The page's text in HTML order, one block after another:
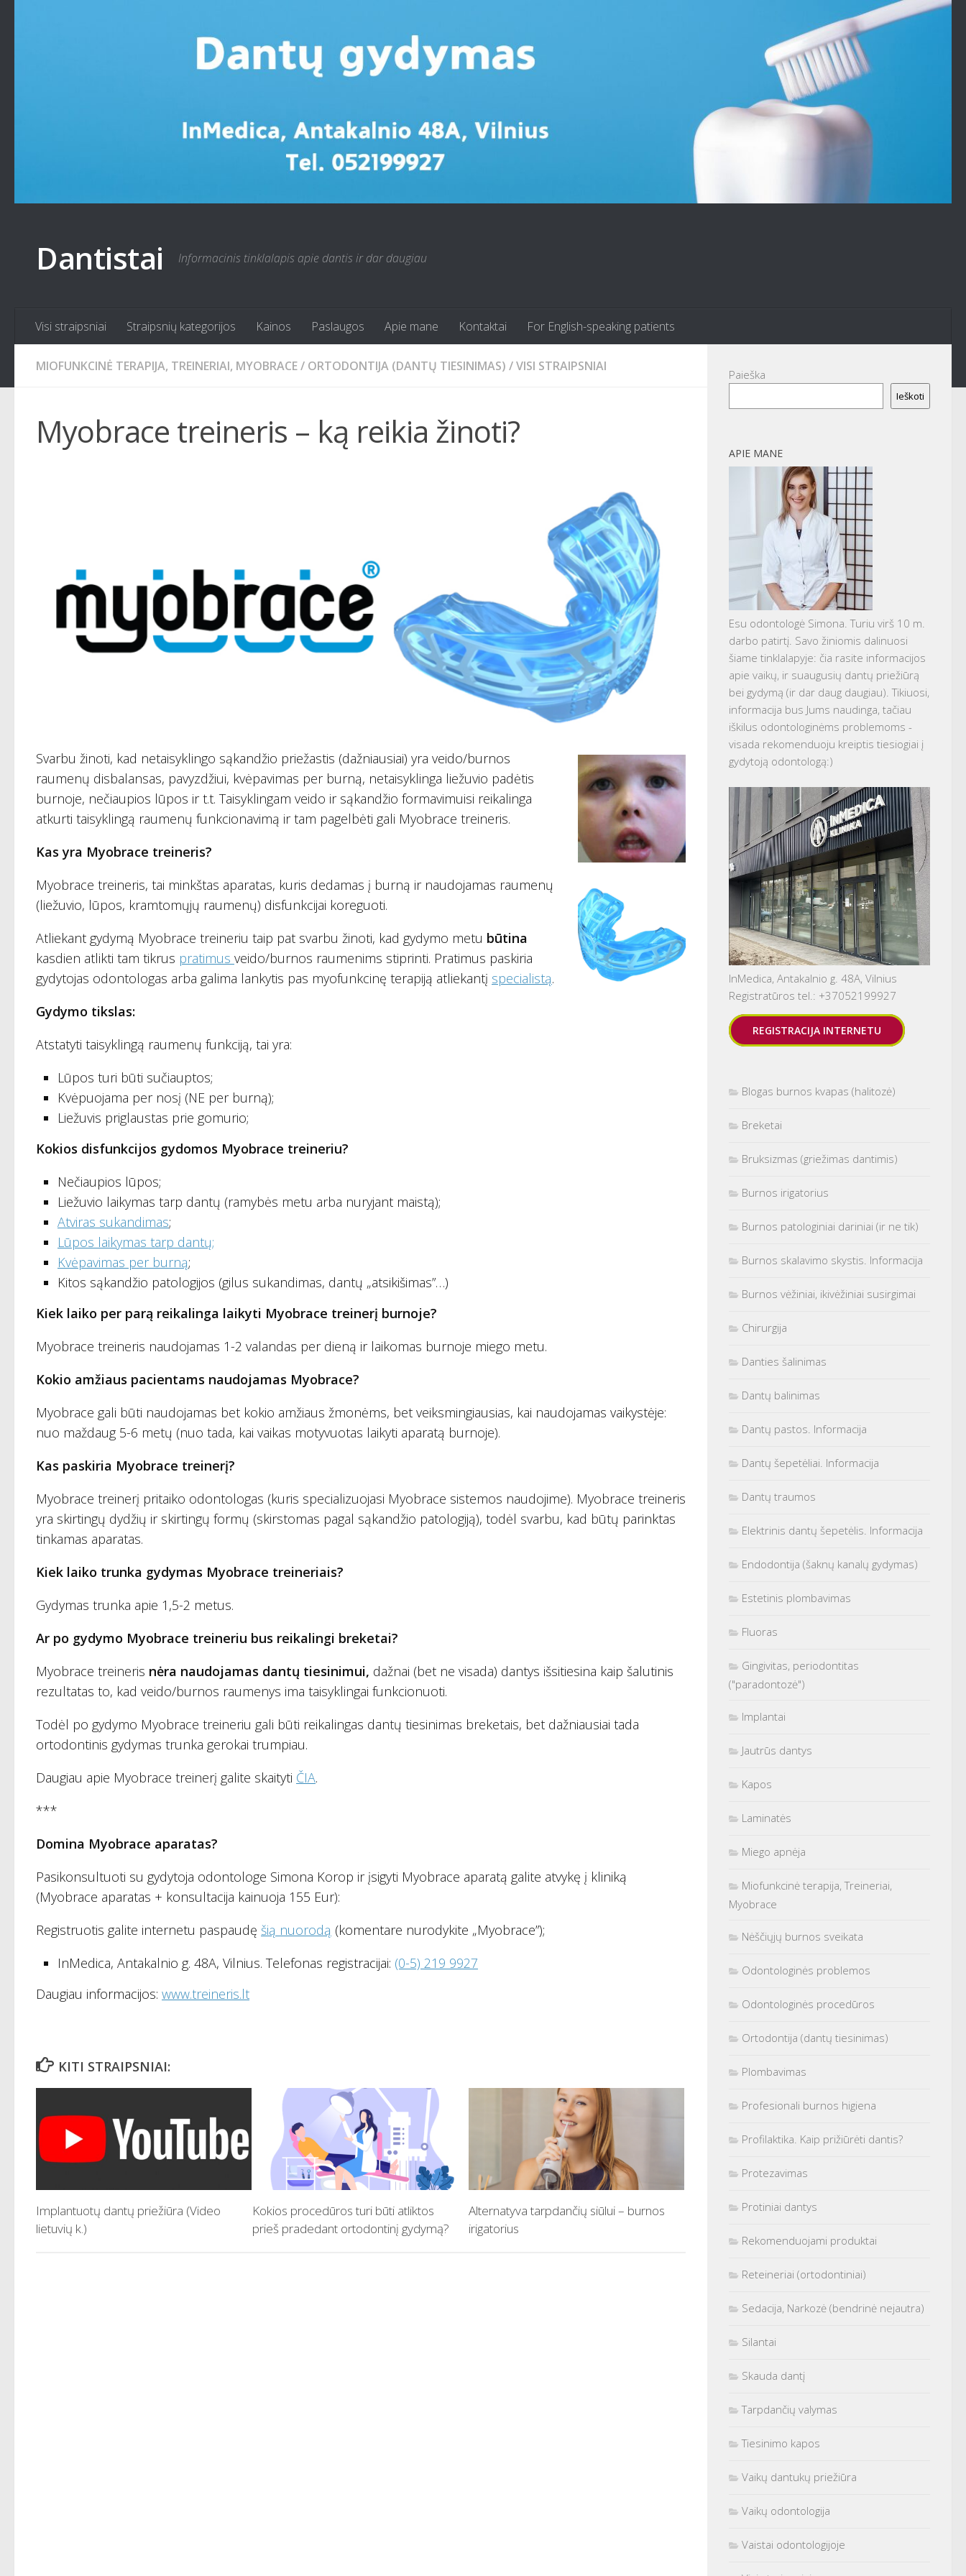
Dantistai Informacinis tinklalapis apie dantis ir dar daugiau
Visi straipsniai Straipsnių kategorijos Kainos Paslaugos Apie mane Kontaktai For English-speaking patients
MIOFUNKCINĖ TERAPIJA, TREINERIAI, MYOBRACE/ ORTODONTIJA (DANTŲ TIESINIMAS) /VISI STRAIPSNIAI
Myobrace treineris – ką reikia žinoti?
Svarbu žinoti, kad netaisyklingo sąkandžio priežastis (dažniausiai) yra veido/burnos
raumenų disbalansas, pavyzdžiui, kvėpavimas per burną, netaisyklinga liežuvio padėtis
burnoje, nečiaupios lūpos ir t.t. Taisyklingam veido ir sąkandžio formavimuisi reikalinga
atkurti taisyklingą raumenų funkcionavimą ir tam pagelbėti gali Myobrace treineris.
Kas yra Myobrace treineris?
Myobrace treineris, tai minkštas aparatas, kuris dedamas į burną ir naudojamas raumenų
(liežuvio, lūpos, kramtomųjų raumenų) disfunkcijai koreguoti.
Atliekant gydymą Myobrace treineriu taip pat svarbu žinoti, kad gydymo metu būtina
kasdien atlikti tam tikrus pratimus veido/burnos raumenims stiprinti. Pratimus paskiria
gydytojas odontologas arba galima lankytis pas myofunkcinę terapiją atliekantį specialistą.
Gydymo tikslas:
Atstatyti taisyklingą raumenų funkciją, tai yra:
Lūpos turi būti sučiauptos;
Kvėpuojama per nosį (NE per burną);
Liežuvis priglaustas prie gomurio;
Kokios disfunkcijos gydomos Myobrace treineriu?
Nečiaupios lūpos;
Liežuvio laikymas tarp dantų (ramybės metu arba nuryjant maistą);
Atviras sukandimas;
Lūpos laikymas tarp dantų;
Kvėpavimas per burną;
Kitos sąkandžio patologijos (gilus sukandimas, dantų „atsikišimas”…)
Kiek laiko per parą reikalinga laikyti Myobrace treinerį burnoje?
Myobrace treineris naudojamas 1-2 valandas per dieną ir laikomas burnoje miego metu.
Kokio amžiaus pacientams naudojamas Myobrace?
Myobrace gali būti naudojamas bet kokio amžiaus žmonėms, bet veiksmingiausias, kai naudojamas vaikystėje:
nuo maždaug 5-6 metų (nuo tada, kai vaikas motyvuotas laikyti aparatą burnoje).
Kas paskiria Myobrace treinerį?
Myobrace treinerį pritaiko odontologas (kuris specializuojasi Myobrace sistemos naudojime). Myobrace treineris
yra skirtingų dydžių ir skirtingų formų (skirstomas pagal sąkandžio patologiją), todėl svarbu, kad būtų parinktas
tinkamas aparatas.
Kiek laiko trunka gydymas Myobrace treineriais?
Gydymas trunka apie 1,5-2 metus.
Ar po gydymo Myobrace treineriu bus reikalingi breketai?
Myobrace treineris nėra naudojamas dantų tiesinimui, dažnai (bet ne visada) dantys išsitiesina kaip šalutinis
rezultatas to, kad veido/burnos raumenys ima taisyklingai funkcionuoti.
Todėl po gydymo Myobrace treineriu gali būti reikalingas dantų tiesinimas breketais, bet dažniausiai tada
ortodontinis gydymas trunka gerokai trumpiau.
Daugiau apie Myobrace treinerį galite skaityti ČIA.
***
Domina Myobrace aparatas?
Pasikonsultuoti su gydytoja odontologe Simona Korop ir įsigyti Myobrace aparatą galite atvykę į kliniką
(Myobrace aparatas + konsultacija kainuoja 155 Eur):
Registruotis galite internetu paspaudę šią nuorodą (komentare nurodykite „Myobrace”);
InMedica, Antakalnio g. 48A, Vilnius. Telefonas registracijai: (0-5) 219 9927
Daugiau informacijos: www.treineris.lt
KITI STRAIPSNIAI:
Implantuotų dantų priežiūra (Video
lietuvių k.)
Kokios procedūros turi būti atliktos
prieš pradedant ortodontinį gydymą?
Alternatyva tarpdančių siūlui – burnos
irigatorius
Paieška
Ieškoti
APIE MANE
Esu odontologė Simona. Turiu virš 10 m.
darbo patirtį. Savo žiniomis dalinuosi
šiame tinklalapyje: čia rasite informacijos
apie vaikų, ir suaugusių dantų priežiūrą
bei gydymą (ir dar daug daugiau). Tikiuosi,
informacija bus Jums naudinga, tačiau
iškilus odontologinėms problemoms -
visada rekomenduoju kreiptis tiesiogiai į
gydytoją odontologą:)
InMedica, Antakalnio g. 48A, Vilnius
Registratūros tel.: +37052199927
REGISTRACIJA INTERNETU
Blogas burnos kvapas (halitozė)
Breketai
Bruksizmas (griežimas dantimis)
Burnos irigatorius
Burnos patologiniai dariniai (ir ne tik)
Burnos skalavimo skystis. Informacija
Burnos vėžiniai, ikivėžiniai susirgimai
Chirurgija
Danties šalinimas
Dantų balinimas
Dantų pastos. Informacija
Dantų šepetėliai. Informacija
Dantų traumos
Elektrinis dantų šepetėlis. Informacija
Endodontija (šaknų kanalų gydymas)
Estetinis plombavimas
Fluoras
Gingivitas, periodontitas
("paradontozė")
Implantai
Jautrūs dantys
Kapos
Laminatės
Miego apnėja
Miofunkcinė terapija, Treineriai,
Myobrace
Nėščiųjų burnos sveikata
Odontologinės problemos
Odontologinės procedūros
Ortodontija (dantų tiesinimas)
Plombavimas
Profesionali burnos higiena
Profilaktika. Kaip prižiūrėti dantis?
Protezavimas
Protiniai dantys
Rekomenduojami produktai
Reteineriai (ortodontiniai)
Sedacija, Narkozė (bendrinė nejautra)
Silantai
Skauda dantį
Tarpdančių valymas
Tiesinimo kapos
Vaikų dantukų priežiūra
Vaikų odontologija
Vaistai odontologijoje